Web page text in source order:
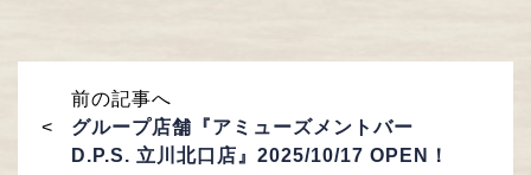
前の記事へ
グループ店舗『アミューズメントバー
D.P.S. 立川北口店』2025/10/17 OPEN！